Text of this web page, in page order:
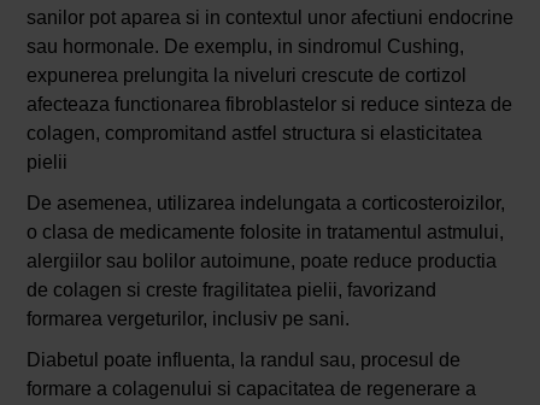
sanilor pot aparea si in contextul unor afectiuni endocrine
sau hormonale. De exemplu, in sindromul Cushing,
expunerea prelungita la niveluri crescute de cortizol
afecteaza functionarea fibroblastelor si reduce sinteza de
colagen, compromitand astfel structura si elasticitatea
pielii
De asemenea, utilizarea indelungata a corticosteroizilor,
o clasa de medicamente folosite in tratamentul astmului,
alergiilor sau bolilor autoimune, poate reduce productia
de colagen si creste fragilitatea pielii, favorizand
formarea vergeturilor, inclusiv pe sani.
Diabetul poate influenta, la randul sau, procesul de
formare a colagenului si capacitatea de regenerare a